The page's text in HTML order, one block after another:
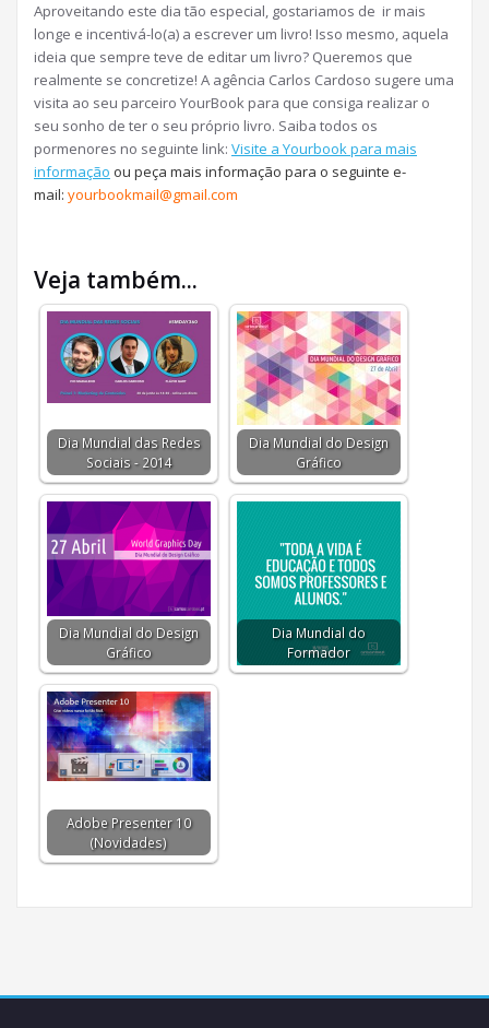
Aproveitando este dia tão especial, gostariamos de ir mais
longe e incentivá-lo(a) a escrever um livro! Isso mesmo, aquela
ideia que sempre teve de editar um livro? Queremos que
realmente se concretize! A agência Carlos Cardoso sugere uma
visita ao seu parceiro YourBook para que consiga realizar o
seu sonho de ter o seu próprio livro. Saiba todos os
pormenores no seguinte link: Visite a Yourbook para mais
informação ou peça mais informação para o seguinte e-
mail: yourbookmail@gmail.com
Veja também...
Dia Mundial das Redes
Sociais - 2014
Dia Mundial do Design
Gráfico
Dia Mundial do Design
Gráfico
Dia Mundial do
Formador
Adobe Presenter 10
(Novidades)